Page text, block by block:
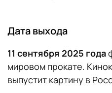
Дата выхода
11 сентября 2025 года
мировом прокате.
выпустит картину в